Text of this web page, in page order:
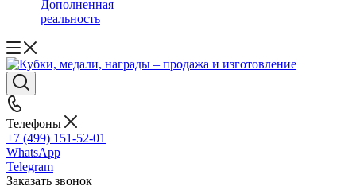
Дополненная
реальность
Телефоны
+7 (499) 151-52-01
WhatsApp
Telegram
Заказать звонок